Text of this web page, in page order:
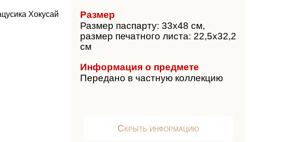
Размер
Размер паспарту: 33х48 см,
размер печатного листа: 22,5х32,2
см
Информация о предмете
Передано в частную коллекцию
Скрыть информацию